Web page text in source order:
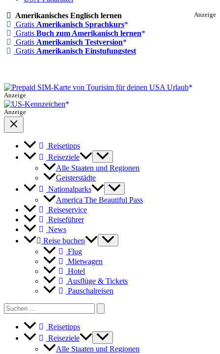
Anzeige
Amerikanisches Englisch lernen
Gratis Amerikanisch Sprachkurs
Gratis Buch zum Amerikanisch lernen
Gratis Amerikanisch Testversion
Gratis Amerikanisch Einstufungstest
Anzeige
Anzeige
Reisetipps
Reiseziele
Alle Staaten und Regionen
Geisterstädte
Nationalparks
America The Beautiful Pass
Reiseservice
Reiseführer
News
Reise buchen
Flug
Mietwagen
Hotel
Ausflüge & Tickets
Pauschalreisen
Search
for:
Reisetipps
Reiseziele
Alle Staaten und Regionen